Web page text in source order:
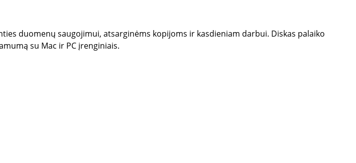
duomenų saugojimui, atsarginėms kopijoms ir kasdieniam darbui. Diskas palaiko
su Mac ir PC įrenginiais.